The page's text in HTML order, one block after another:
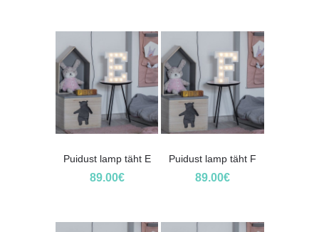
Puidust lamp täht E
89.00€
Puidust lamp täht F
89.00€